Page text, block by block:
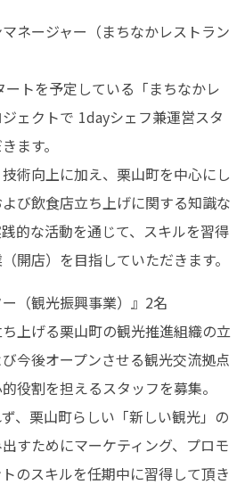
ネージャー（まちなかレストラン
トを予定している「まちなかレ
ェクトで 1dayシェフ兼運営スタ
ます。
術向上に加え、栗山町を中心にし
び飲食店立ち上げに関する知識な
的な活動を通じて、スキルを習得
開店）を目指していただきます。
（観光振興事業）』2名
上げる栗山町の観光推進組織の立
今後オープンさせる観光交流拠点
役割を担えるスタッフを募集。
、栗山町らしい「新しい観光」の
すためにマーケティング、プロモ
のスキルを任期中に習得して頂き